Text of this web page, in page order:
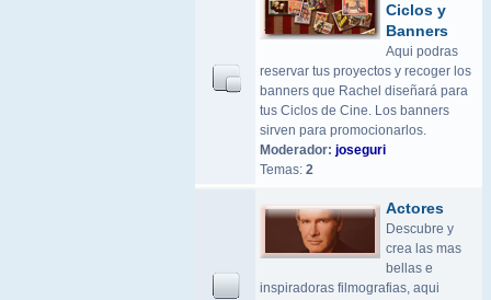
Ciclos y
Banners
Aqui podras
reservar tus proyectos y recoger los
banners que Rachel diseñará para
tus Ciclos de Cine. Los banners
sirven para promocionarlos.
Moderador: joseguri
Temas: 2
Actores
Descubre y
crea las mas
bellas e
inspiradoras filmografias, aqui